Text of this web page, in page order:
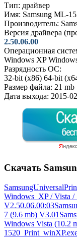
Тип: драйвер
Имя: Samsung ML-
Производитель:
Версия драйвера
2.50.06.00
Операционная
Windows XP
Разрядность ОС:
32-bit (x86) 64-bit
Размер файла: 21 mb
Дата выхода: 2015-
Скачать
Windows XP / Vista /
7 (9.6 mb)
Windows Vista (10.2